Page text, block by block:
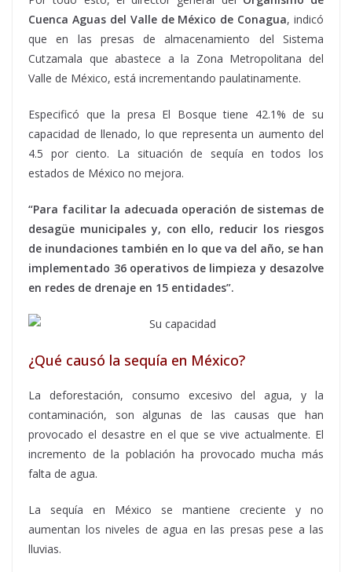
Cuenca Aguas del Valle de México de Conagua, indicó
que en las presas de almacenamiento del Sistema
Cutzamala que abastece a la Zona Metropolitana del
Valle de México, está incrementando paulatinamente.
Especificó que la presa El Bosque tiene 42.1% de su
capacidad de llenado, lo que representa un aumento del
4.5 por ciento. La situación de sequía en todos los
estados de México no mejora.
“Para facilitar la adecuada operación de sistemas de
desagüe municipales y, con ello, reducir los riesgos
de inundaciones también en lo que va del año, se han
implementado 36 operativos de limpieza y desazolve
en redes de drenaje en 15 entidades”.
¿Qué causó la sequía en México?
La deforestación, consumo excesivo del agua, y la
contaminación, son algunas de las causas que han
provocado el desastre en el que se vive actualmente. El
incremento de la población ha provocado mucha más
falta de agua.
La sequía en México se mantiene creciente y no
aumentan los niveles de agua en las presas pese a las
lluvias.